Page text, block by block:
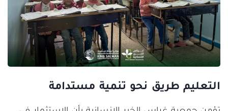
التعليم طريق نحو تنمية مستدامة